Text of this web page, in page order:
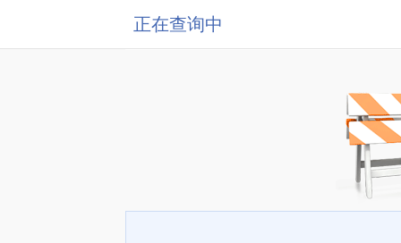
正在查询中